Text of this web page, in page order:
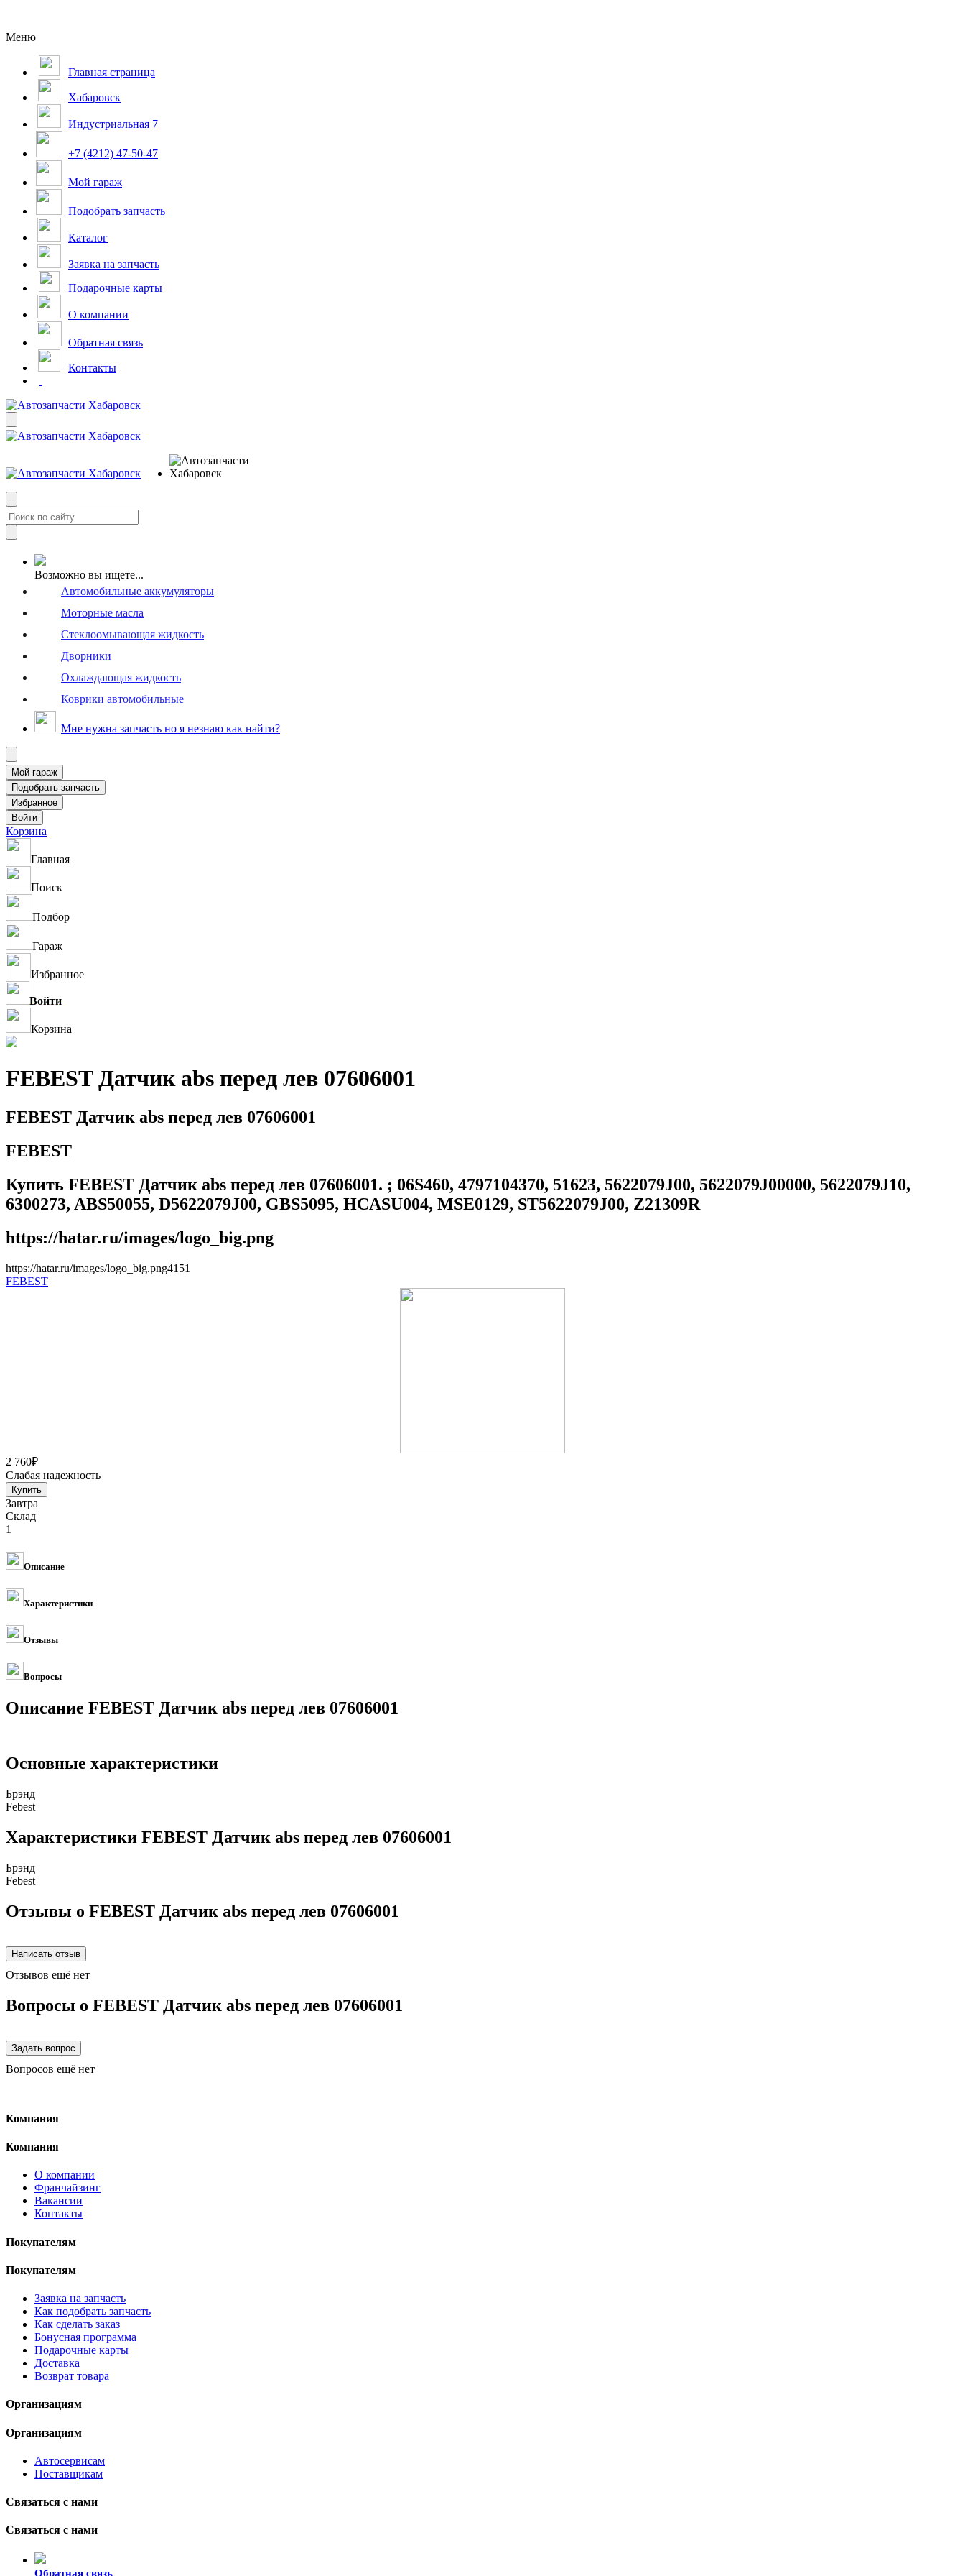
Меню
Главная страница
Хабаровск
Индустриальная 7
+7 (4212) 47-50-47
Мой гараж
Подобрать запчасть
Каталог
Заявка на запчасть
Подарочные карты
О компании
Обратная связь
Контакты
Возможно вы ищете...
Автомобильные аккумуляторы
Моторные масла
Стеклоомывающая жидкость
Дворники
Охлаждающая жидкость
Коврики автомобильные
Мне нужна запчасть но я незнаю как найти?
Корзина
Главная
Поиск
Подбор
Гараж
Избранное
Войти
Корзина
FEBEST Датчик abs перед лев 07606001
FEBEST Датчик abs перед лев 07606001
FEBEST
Купить FEBEST Датчик abs перед лев 07606001. ; 06S460, 4797104370, 51623, 5622079J00, 5622079J00000, 5622079J10,
6300273, ABS50055, D5622079J00, GBS5095, HCASU004, MSE0129, ST5622079J00, Z21309R
https://hatar.ru/images/logo_big.png
https://hatar.ru/images/logo_big.png41 51
FEBEST
2 760₽
Слабая надежность
Завтра
Склад
1
Описание
Характеристики
Отзывы
Вопросы
Описание FEBEST Датчик abs перед лев 07606001
Основные характеристики
Брэнд
Febest
Характеристики FEBEST Датчик abs перед лев 07606001
Брэнд
Febest
Отзывы о FEBEST Датчик abs перед лев 07606001
Отзывов ещё нет
Вопросы о FEBEST Датчик abs перед лев 07606001
Вопросов ещё нет
Компания
Компания
О компании
Франчайзинг
Вакансии
Контакты
Покупателям
Покупателям
Заявка на запчасть
Как подобрать запчасть
Как сделать заказ
Бонусная программа
Подарочные карты
Доставка
Возврат товара
Организациям
Организациям
Автосервисам
Поставщикам
Связаться с нами
Связаться с нами
Обратная связь